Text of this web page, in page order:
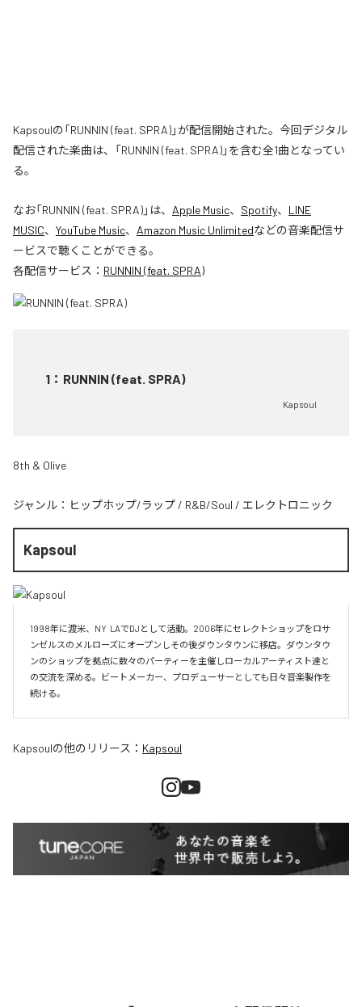
Kapsoulの「RUNNIN (feat. SPRA)」が配信開始された。今回デジタル
配信された楽曲は、「RUNNIN (feat. SPRA)」を含む全1曲となってい
る。
なお「RUNNIN (feat. SPRA)」は、 Apple Music、 Spotify、 LINE
MUSIC、 YouTube Music、 Amazon Music Unlimitedなどの音楽配信サ
ービスで聴くことができる。
各配信サービス： RUNNIN (feat. SPRA)
1 ： RUNNIN (feat. SPRA)
Kapsoul
8th & Olive
ジャンル： ヒップホップ/ラップ / R&B/Soul / エレクトロニック
Kapsoul
1998年に渡米、NY  LAでDJとして活動。2006年にセレクトショップをロサ
ンゼルスのメルローズにオープンしその後ダウンタウンに移店。ダウンタウ
ンのショップを拠点に数々のパーティーを主催しローカルアーティスト達と
の交流を深める。ビートメーカー、プロデューサーとしても日々音楽製作を
続ける。
Kapsoulの他のリリース： Kapsoul